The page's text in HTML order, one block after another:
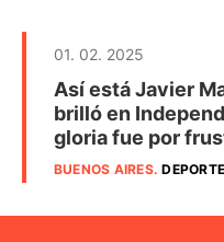
01. 02. 2025
Así está Javier
brilló en
gloria fue por
BUENOS AIRES.